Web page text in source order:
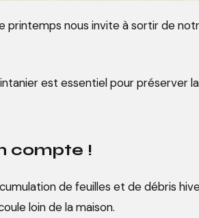
printemps nous invite à sortir de
est essentiel pour
compte !
de feuilles et de débris
loin de la maison.